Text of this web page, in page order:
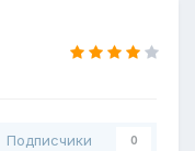
Подписчики 0